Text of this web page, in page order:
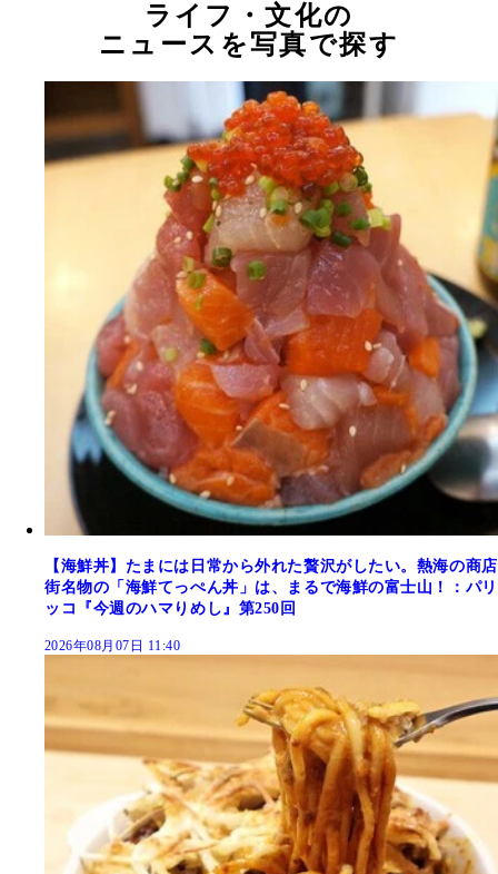
ライフ・文化の
ニュースを写真で探す
【海鮮丼】たまには日常から外れた贅沢がしたい。熱海の商店
街名物の「海鮮てっぺん丼」は、まるで海鮮の富士山！：パリ
ッコ『今週のハマりめし』第250回
2026年08月07日 11:40